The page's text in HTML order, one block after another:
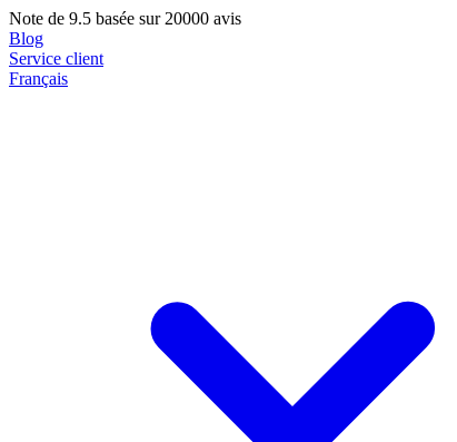
Note de 9.5 basée sur 20000 avis
Blog
Service client
Français